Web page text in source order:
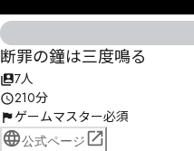
断罪の鐘は三度鳴る
7人
210分
ゲームマスター必須
公式ページ